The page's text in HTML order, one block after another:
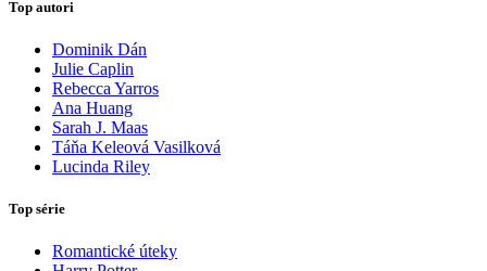
Top autori
Dominik Dán
Julie Caplin
Rebecca Yarros
Ana Huang
Sarah J. Maas
Táňa Keleová Vasilková
Lucinda Riley
Top série
Romantické úteky